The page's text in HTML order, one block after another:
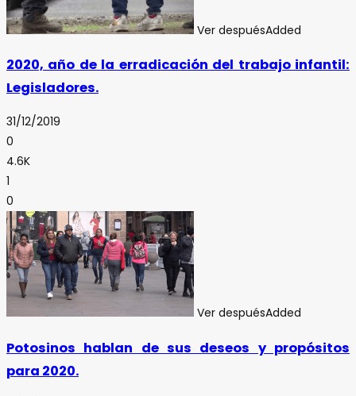
Ver despuésAdded
2020, año de la erradicación del trabajo infantil:
Legisladores.
31/12/2019
0
4.6K
1
0
Ver despuésAdded
Potosinos hablan de sus deseos y propósitos
para 2020.